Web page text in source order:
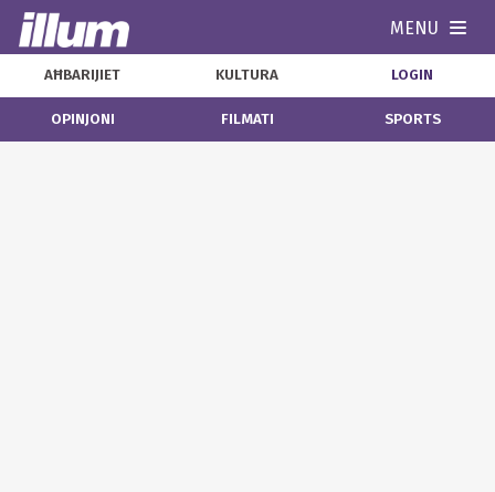
MENU
AĦBARIJIET KULTURA LOGIN
OPINJONI FILMATI SPORTS